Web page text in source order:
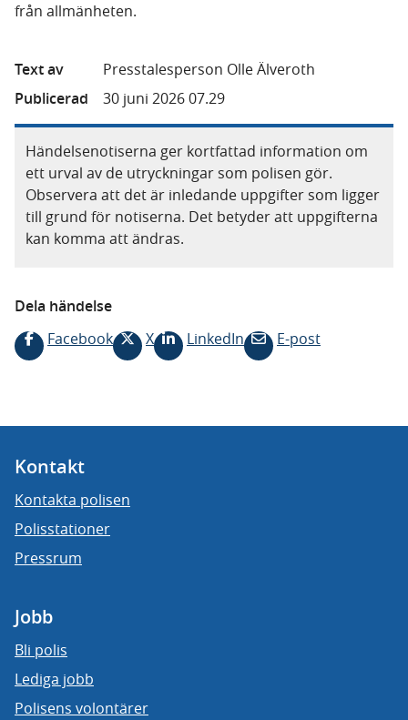
från allmänheten.
Text av
Presstalesperson Olle Älveroth
Publicerad
30 juni 2026 07.29
Händelsenotiserna ger kortfattad information om
ett urval av de utryckningar som polisen gör.
Observera att det är inledande uppgifter som ligger
till grund för notiserna. Det betyder att uppgifterna
kan komma att ändras.
Dela händelse
Facebook
X LinkedIn E-post
Kontakt
Kontakta polisen
Polisstationer
Pressrum
Jobb
Bli polis
Lediga jobb
Polisens volontärer